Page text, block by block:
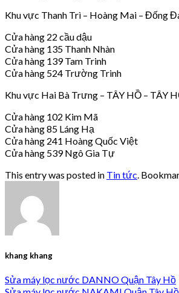
Khu vực Thanh Trì – Hoàng Mai – Đống
Cửa hàng 22 cầu dậu
Cửa hàng 135 Thanh Nhàn
Cửa hàng 139 Tam Trinh
Cửa hàng 524 Trường Trinh
Khu vực Hai Bà Trưng – TÂY HỒ – TÂY
Cửa hàng 102 Kim Mã
Cửa hàng 85 Láng Hạ
Cửa hàng 241 Hoàng Quốc Việt
Cửa hàng 539 Ngô Gia Tự
This entry was posted in Tin tức .
khang khang
Sửa máy lọc nước DANNO Quận Tây Hồ